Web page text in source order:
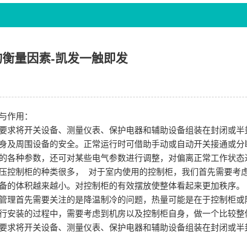
量因素-凯发一触即发
作用：
求将开关设备、测量仪表、保护电器和辅助设备组装在封闭或
及周围设备的安全。正常运行时可借助手动或自动开关接通或
各种参数，还可对某些电气参数进行调整，对偏离正常工作状
控制柜的种类很多， 对于室内使用的控制柜，我们首先需要
的体积越来越小。对控制柜的有效摆放使整体看起来更加秩序。
理首先需要关注的是降温制冷的问题，热量可能是在于控制柜
安装的过程中，需要考虑到机房以及控制柜自身，做一个比较整
求将开关设备、测量仪表、保护电器和辅助设备组装在封闭或